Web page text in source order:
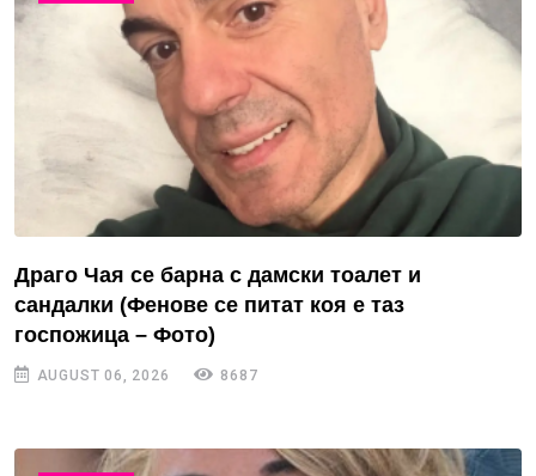
Драго Чая се барна с дамски тоалет и
сандалки (Фенове се питат коя е таз
госпожица – Фото)
AUGUST 06, 2026 8687